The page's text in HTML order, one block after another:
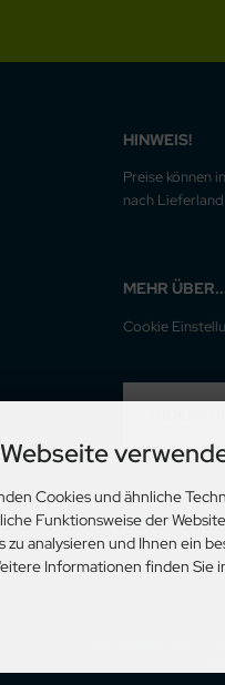
HINWEIS!
Preise können
nach
MEHR
Cookie
Cookies und ähnliche
Funktionsweise der
zu analysieren und Ihnen ein
Informationen finden Sie